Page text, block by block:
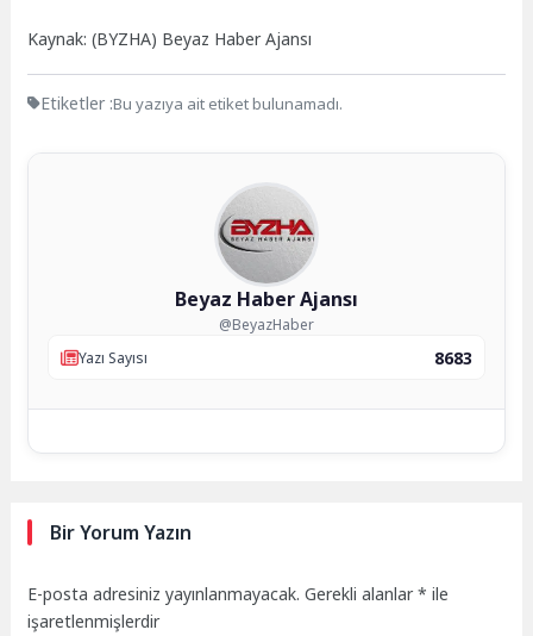
Kaynak: (BYZHA) Beyaz Haber Ajansı
Etiketler :Bu yazıya ait etiket bulunamadı.
Beyaz Haber Ajansı
@BeyazHaber
Yazı Sayısı
8683
Bir Yorum Yazın
E-posta adresiniz yayınlanmayacak. Gerekli alanlar* ile
işaretlenmişlerdir